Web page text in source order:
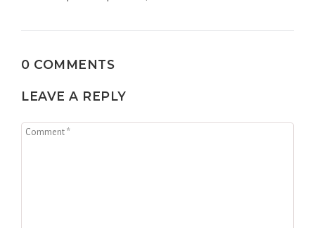
0 COMMENTS
LEAVE A REPLY